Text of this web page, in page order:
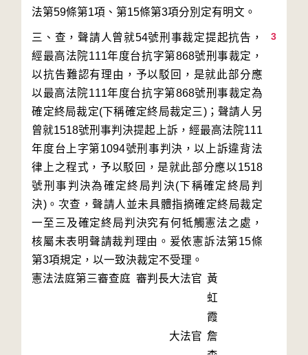
3
三、查，聲請人曾就54號刑事裁定提起抗告，
經最高法院111年度台抗字第868號刑事裁定，
以抗告難認有理由，予以駁回，是就此部分應
以最高法院111年度台抗字第868號刑事裁定為
確定終局裁定(下稱確定終局裁定三)；聲請人另
曾就1518號刑事判決提起上訴，經最高法院111
年度台上字第1094號刑事判決，以上訴違背法
律上之程式，予以駁回，是就此部分應以1518
號刑事判決為確定終局判決(下稱確定終局判
決)。次查，聲請人並未具體指摘確定終局裁定
一至三及確定終局判決究有何牴觸憲法之處，
核屬未表明聲請裁判理由。爰依憲訴法第15條
第3項規定，以一致決裁定不受理。
憲法法庭第三審查庭 審判長大法官 黃
虹
霞
大法官 詹